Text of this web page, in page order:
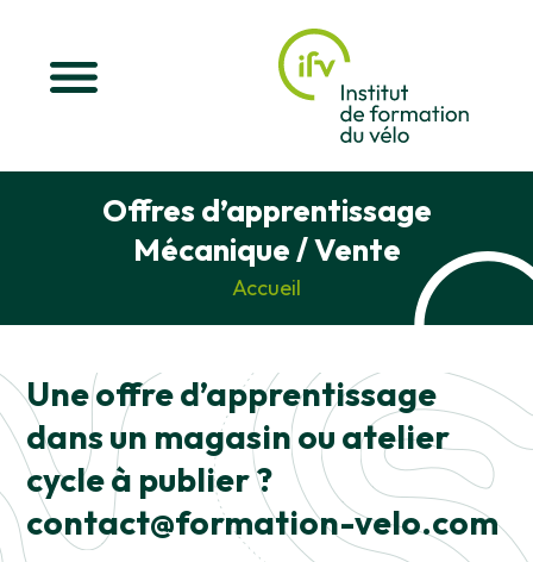
Offres d’apprentissage
Mécanique / Vente
Accueil
Une offre d’apprentissage
dans un magasin ou atelier
cycle à publier ?
contact@formation-velo.com